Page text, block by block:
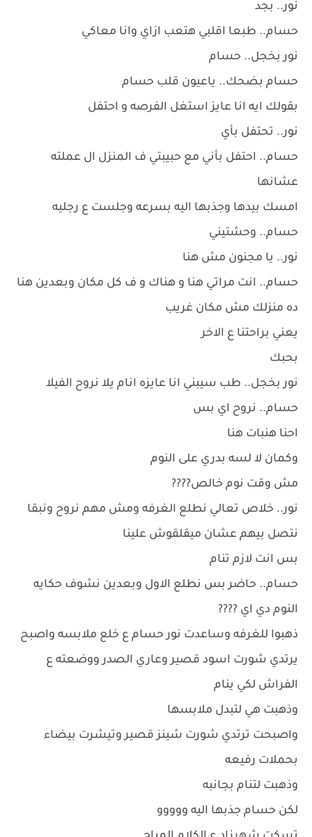
نور.. بجد
حسام.. طبعا اقلبي هتعب ازاي وانا معاكي
نور بخجل.. حسام
حسام بضحك.. ياعيون قلب حسام
بقولك ايه انا عايز استغل الفرصه و احتفل
نور.. تحتفل بأي
حسام.. احتفل بأني مع حبيبتي ف المنزل ال عملته
عشانها
امسك بيدها وجذبها اليه بسرعه وجلست ع رجليه
حسام.. وحشتيني
نور.. يا مجنون مش هنا
حسام.. انت مراتي هنا و هناك و ف كل مكان وبعدين هنا
ده منزلك مش مكان غريب
يعني براحتنا ع الاخر
بحبك
نور بخجل.. طب سيبني انا عايزه انام يلا نروح الفيلا
حسام.. نروح اي بس
احنا هنبات هنا
وكمان لا لسه بدري على النوم
مش وقت نوم خالص????
نور.. خلاص تعالي نطلع الغرفه ومش مهم نروح ونبقا
نتصل بيهم عشان ميقلقوش علينا
بس انت لازم تنام
حسام.. حاضر بس نطلع الاول وبعدين نشوف حكايه
النوم دي اي ????
ذهبوا للغرفه وساعدت نور حسام ع خلع ملابسه واصبح
يرتدي شورت اسود قصير وعاري الصدر ووضعته ع
الفراش لكي ينام
وذهبت هي لتبدل ملابسها
واصبحت ترتدي شورت شينز قصير وتيشرت بيضاء
بحملات رفيعه
وذهبت لتنام بجانبه
لكن حسام جذبها اليه ووووو